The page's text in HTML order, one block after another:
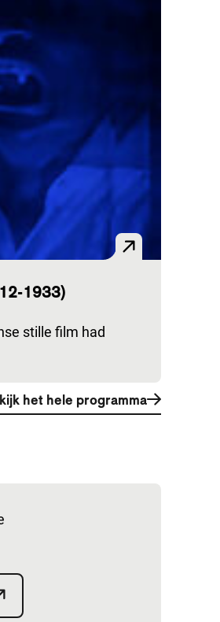
1933)
stille film had
het hele programma